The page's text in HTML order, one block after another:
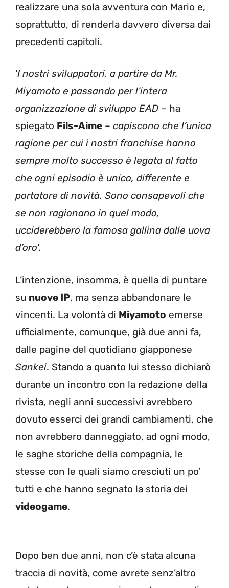
realizzare una sola avventura con Mario e,
soprattutto, di renderla davvero diversa dai
precedenti capitoli.
‘I nostri sviluppatori, a partire da Mr.
Miyamoto e passando per l’intera
organizzazione di sviluppo EAD – ha
spiegato Fils-Aime – capiscono che l’unica
ragione per cui i nostri franchise hanno
sempre molto successo è legata al fatto
che ogni episodio è unico, differente e
portatore di novità. Sono consapevoli che
se non ragionano in quel modo,
ucciderebbero la famosa gallina dalle uova
d’oro‘.
L’intenzione, insomma, è quella di puntare
su nuove IP, ma senza abbandonare le
vincenti. La volontà di Miyamoto emerse
ufficialmente, comunque, già due anni fa,
dalle pagine del quotidiano giapponese
Sankei. Stando a quanto lui stesso dichiarò
durante un incontro con la redazione della
rivista, negli anni successivi avrebbero
dovuto esserci dei grandi cambiamenti, che
non avrebbero danneggiato, ad ogni modo,
le saghe storiche della compagnia, le
stesse con le quali siamo cresciuti un po’
tutti e che hanno segnato la storia dei
videogame.
Dopo ben due anni, non c’è stata alcuna
traccia di novità, come avrete senz’altro